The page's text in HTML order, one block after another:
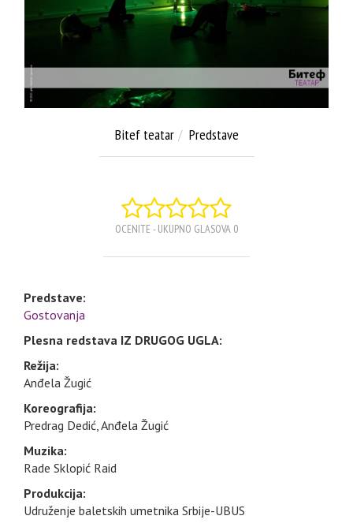
Bitef teatar Predstave
OCENITE - UKUPNO GLASOVA 0
Predstave:
Gostovanja
Plesna redstava IZ DRUGOG UGLA:
Režija:
Anđela Žugić
Koreografija:
Predrag Dedić, Anđela Žugić
Muzika:
Rade Sklopić Raid
Produkcija:
Udruženje baletskih umetnika Srbije-UBUS